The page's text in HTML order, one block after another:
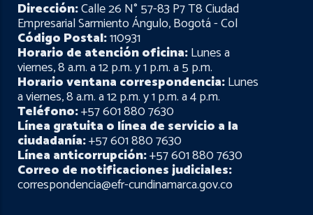
Dirección:Calle 26 N° 57-83 P7 T8 Ciudad
Empresarial Sarmiento Ángulo, Bogotá - Col
Código Postal:110931
Horario de atención oficina:Lunes a
viernes, 8 a.m. a 12 p.m. y 1 p.m. a 5 p.m.
Horario ventana correspondencia:Lunes
a viernes, 8 a.m. a 12 p.m. y 1 p.m. a 4 p.m.
Teléfono:+57 601 880 7630
Línea gratuita o línea de servicio a la
ciudadanía:+57 601 880 7630
Línea anticorrupción:+57 601 880 7630
Correo de notificaciones judiciales:
correspondencia@efr-cundinamarca.gov.co